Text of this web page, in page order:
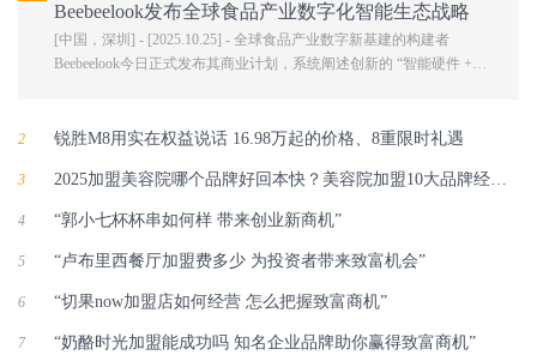
Beebeelook发布全球食品产业数字化智能生态战略
[中国，深圳] - [2025.10.25] - 全球食品产业数字新基建的构建者
Beebeelook今日正式发布其商业计划，系统阐述创新的 “智能硬件 +
2 锐胜M8用实在权益说话 16.98万起的价格、8重限时礼遇
3 2025加盟美容院哪个品牌好回本快？美容院加盟10大品牌经营模型拆解
4 “郭小七杯杯串如何样 带来创业新商机”
5 “卢布里西餐厅加盟费多少 为投资者带来致富机会”
6 “切果now加盟店如何经营 怎么把握致富商机”
7 “奶酪时光加盟能成功吗 知名企业品牌助你赢得致富商机”